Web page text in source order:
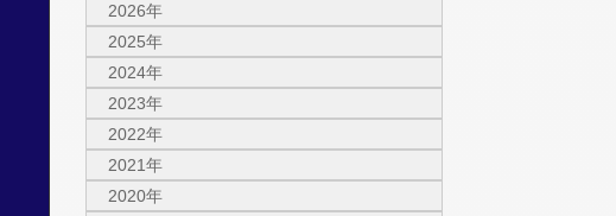
2026年
2025年
2024年
2023年
2022年
2021年
2020年